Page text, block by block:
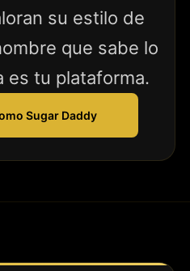
su estilo de
que sabe lo
es tu plataforma.
Sugar Daddy